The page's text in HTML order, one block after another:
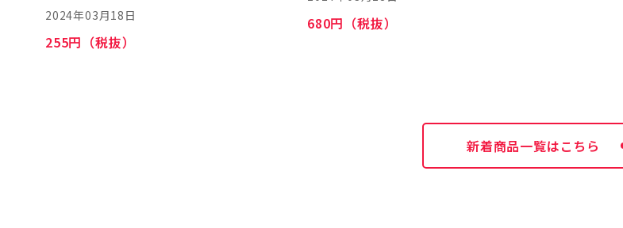
2024年03月18日
255円（税抜）
680円（税抜）
新着商品一覧はこちら